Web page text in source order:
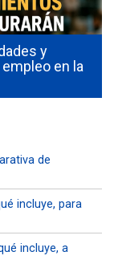
y
en la
de
incluye, para
incluye, a